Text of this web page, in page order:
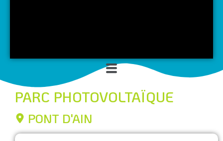
Menu
PARC PHOTOVOLTAÏQUE
PONT D'AIN